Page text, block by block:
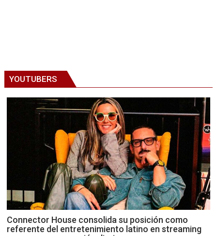
YOUTUBERS
Connector House consolida su posición como
referente del entretenimiento latino en streaming